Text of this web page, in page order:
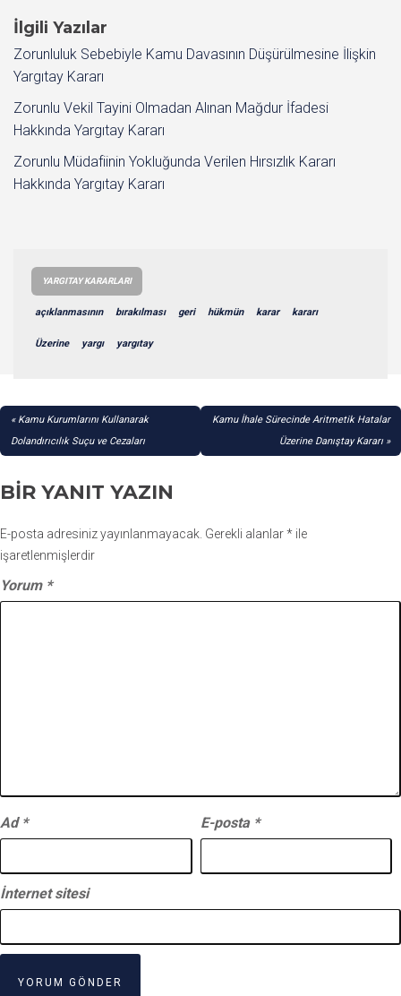
İlgili Yazılar
Zorunluluk Sebebiyle Kamu Davasının Düşürülmesine İlişkin
Yargıtay Kararı
Zorunlu Vekil Tayini Olmadan Alınan Mağdur İfadesi
Hakkında Yargıtay Kararı
Zorunlu Müdafiinin Yokluğunda Verilen Hırsızlık Kararı
Hakkında Yargıtay Kararı
YARGITAY KARARLARI
açıklanmasının bırakılması geri hükmün karar kararı
Üzerine yargı yargıtay
YAZI
GEZINMESI
Kamu Kurumlarını Kullanarak
Dolandırıcılık Suçu ve Cezaları
Kamu İhale Sürecinde Aritmetik Hatalar
Üzerine Danıştay Kararı
BIR YANIT YAZIN
E-posta adresiniz yayınlanmayacak. Gerekli alanlar* ile
işaretlenmişlerdir
Yorum *
Ad * E-posta *
İnternet sitesi